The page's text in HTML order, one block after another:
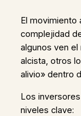
El
complejidad
algunos ven
alcista, otros
alivio» dentro
Los
niveles clave: